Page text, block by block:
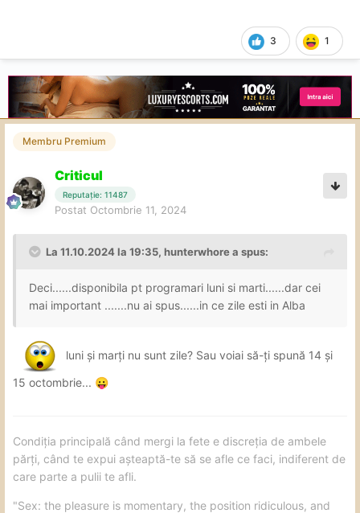
3 1
Membru Premium
Criticul
Reputație: 11487
Postat Octombrie 11, 2024
La 11.10.2024 la 19:35, hunterwhorea spus:
Deci......disponibila pt programari luni si marti......dar cei
mai important .......nu ai spus......in ce zile esti in Alba
luni și marți nu sunt zile? Sau voiai să-ți spună 14 și
15 octombrie... 😛
Condiția principală când mergi la fete e discreția de ambele
părți, când te expui așteaptă-te să se afle ce faci, indiferent de
care parte a pulii te afli.
"Sex: the pleasure is momentary, the position ridiculous, and